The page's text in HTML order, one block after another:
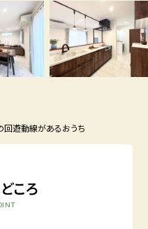
回遊動線があるおうち
ころ